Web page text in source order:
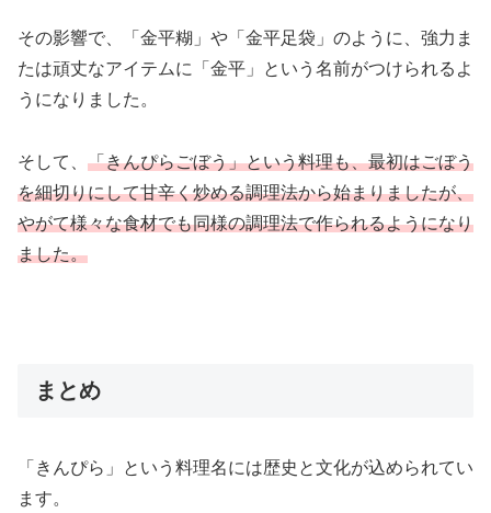
その影響で、「金平糊」や「金平足袋」のように、強力ま
たは頑丈なアイテムに「金平」という名前がつけられるよ
うになりました。
そして、 「きんぴらごぼう」という料理も、最初はごぼう
を細切りにして甘辛く炒める調理法から始まりましたが、
やがて様々な食材でも同様の調理法で作られるようになり
ました。
まとめ
「きんぴら」という料理名には歴史と文化が込められてい
ます。